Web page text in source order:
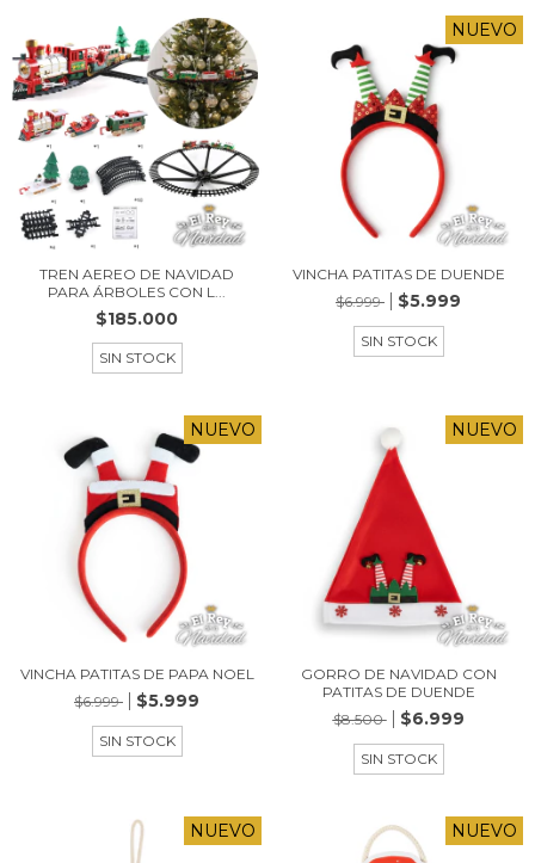
TREN AEREO DE NAVIDAD
PARA ÁRBOLES CON L...
$185.000
SIN STOCK
NUEVO
VINCHA PATITAS DE DUENDE
$6.999
$5.999
SIN STOCK
NUEVO
VINCHA PATITAS DE PAPA NOEL
$6.999
$5.999
SIN STOCK
NUEVO
GORRO DE NAVIDAD CON
PATITAS DE DUENDE
$8.500
$6.999
SIN STOCK
NUEVO NUEVO